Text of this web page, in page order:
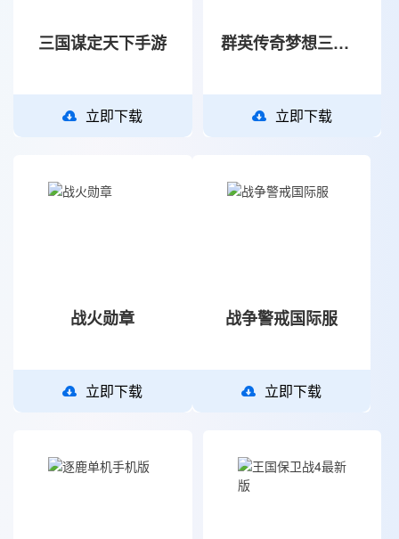
三国谋定天下手游
立即下载
群英传奇梦想三国万充版
立即下载
战火勋章
立即下载
战争警戒国际服
立即下载